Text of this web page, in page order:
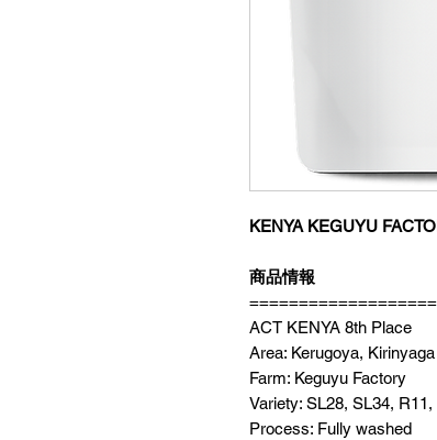
KENYA KEGUYU
商品情報
ACT KENYA 8th Place
Area: Kerugoya, Kirinyaga
Farm: Keguyu Factory
Variety: SL28, SL34, R11,
Process: Fully washed